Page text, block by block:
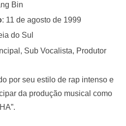
Bin
: 11 de agosto de 1999
do Sul
Sub Vocalista, Produtor
por seu estilo de rap intenso e
da produção musical como